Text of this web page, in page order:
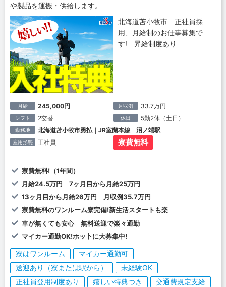
や製品を運搬・供給します。
北海道苫小牧市 正社員採
用、月給制のお仕事募集で
す! 昇給制度あり
月給 245,000円 月収例 33.7万円
シフト 2交替 休日 5勤2休（土日）
勤務地 北海道苫小牧市勇払｜JR室蘭本線 沼ノ端駅
雇用形態 正社員 寮費無料
寮費無料!（1年間）
月給24.5万円 7ヶ月目から月給25万円
13ヶ月目から月給26万円 月収例35.7万円
寮費無料のワンルーム寮完備!新生活スタートも楽
車が無くても安心 無料送迎で楽々通勤
マイカー通勤OK!ホッ卜に大募集中!
寮はワンルーム
マイカー通勤可
送迎あり（寮または駅から）
未経験OK
正社員登用制度あり
嬉しい特典つき
交通費規定支給